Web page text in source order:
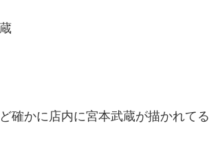
確かに店内に宮本武蔵が描かれてる